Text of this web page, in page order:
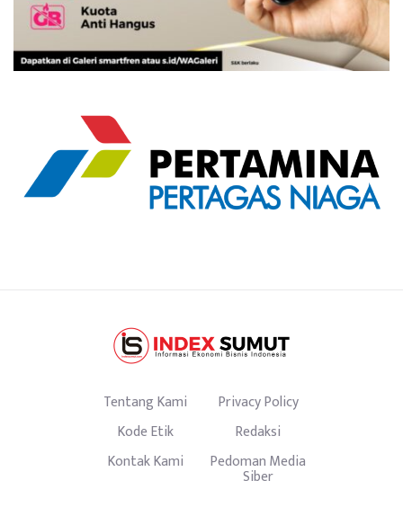
Tentang Kami
Privacy Policy
Kode Etik
Redaksi
Kontak Kami
Pedoman Media
Siber